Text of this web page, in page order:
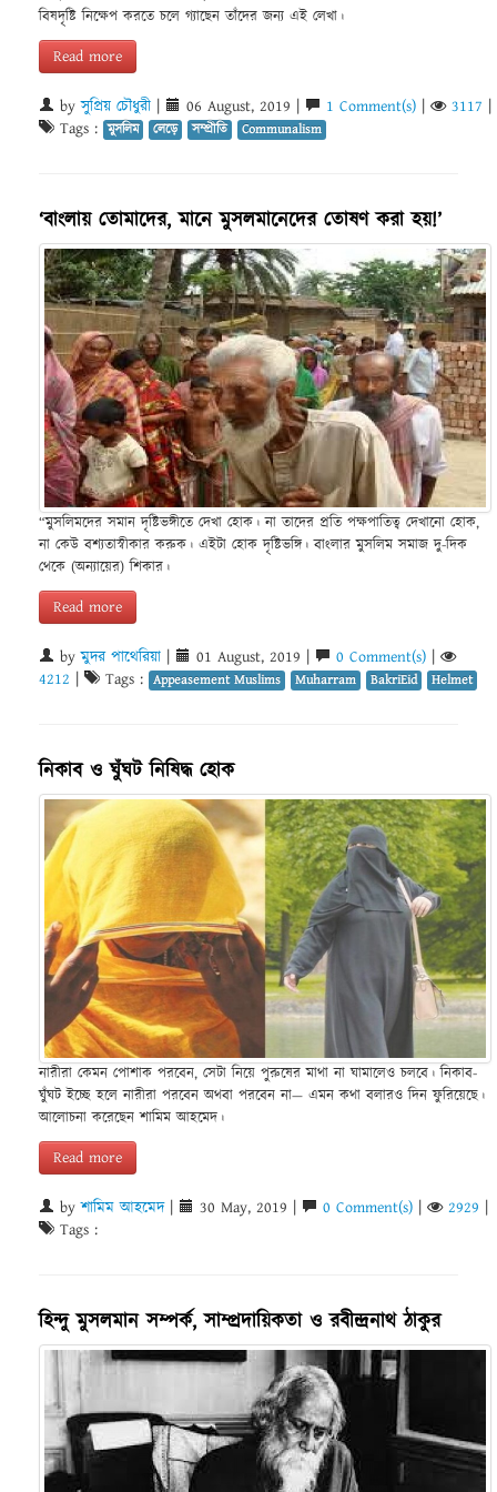
বিষদৃষ্টি নিক্ষেপ করতে চলে গ্যাছেন তাঁদের জন্য এই লেখা।
Read more
byসুপ্রিয় চৌধুরী | 06 August, 2019 | 1 Comment(s) | 3117 |
Tags : মুসলিম লেড়ে সম্প্রীতি Communalism
‘বাংলায় তোমাদের, মানে মুসলমানেদের তোষণ করা হয়!’
“মুসলিমদের সমান দৃষ্টিভঙ্গীতে দেখা হোক। না তাদের প্রতি পক্ষপাতিত্ব দেখানো হোক,
না কেউ বশ্যতাস্বীকার করুক। এইটা হোক দৃষ্টিভঙ্গি। বাংলার মুসলিম সমাজ দু-দিক
থেকে (অন্যায়ের) শিকার।
Read more
byমুদর পাথেরিয়া | 01 August, 2019 | 0 Comment(s) |
4212 | Tags : Appeasement Muslims Muharram BakriEid Helmet
নিকাব ও ঘুঁঘট নিষিদ্ধ হোক
নারীরা কেমন পোশাক পরবেন, সেটা নিয়ে পুরুষের মাথা না ঘামালেও চলবে। নিকাব-
ঘুঁঘট ইচ্ছে হলে নারীরা পরবেন অথবা পরবেন না— এমন কথা বলারও দিন ফুরিয়েছে।
আলোচনা করেছেন শামিম আহমেদ।
Read more
byশামিম আহমেদ| 30 May, 2019 | 0 Comment(s) | 2929 |
Tags :
হিন্দু মুসলমান সম্পর্ক, সাম্প্রদায়িকতা ও রবীন্দ্রনাথ ঠাকুর